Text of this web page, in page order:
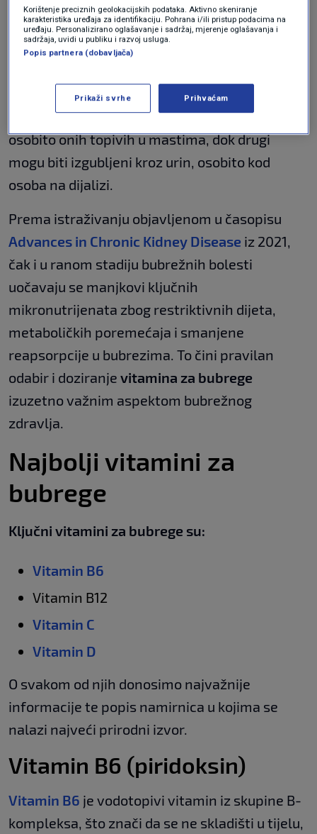
Vitamini za kosti i zglobove: Popis
hrane koju trebate jesti za najbolji
učinak
ZDRAVLJE
Kod osoba s oslabljenom funkcijom bubrega,
dolazi do akumulacije određenih vitamina,
osobito onih topivih u mastima, dok drugi
mogu biti izgubljeni kroz urin, osobito kod
osoba na dijalizi.
Prema istraživanju objavljenom u časopisu
Advances in Chronic Kidney Disease iz 2021,
čak i u ranom stadiju bubrežnih bolesti
uočavaju se manjkovi ključnih
mikronutrijenata zbog restriktivnih dijeta,
metaboličkih poremećaja i smanjene
reapsorpcije u bubrezima. To čini pravilan
odabir i doziranje vitamina za bubrege
izuzetno važnim aspektom bubrežnog
zdravlja.
Najbolji vitamini za
bubrege
Ključni vitamini za bubrege su:
Vitamin B6
Vitamin B12
Vitamin C
Vitamin D
O svakom od njih donosimo najvažnije
informacije te popis namirnica u kojima se
nalazi najveći prirodni izvor.
Vitamin B6 (piridoksin)
Vitamin B6 je vodotopivi vitamin iz skupine B-
kompleksa, što znači da se ne skladišti u tijelu,
Korištenje preciznih geolokacijskih podataka. Aktivno skeniranje
karakteristika uređaja za identifikaciju. Pohrana i/ili pristup podacima na
uređaju. Personalizirano oglašavanje i sadržaj, mjerenje oglašavanja i
sadržaja, uvidi u publiku i razvoj usluga.
Popis partnera (dobavljača)
Prikaži svrhe Prihvaćam